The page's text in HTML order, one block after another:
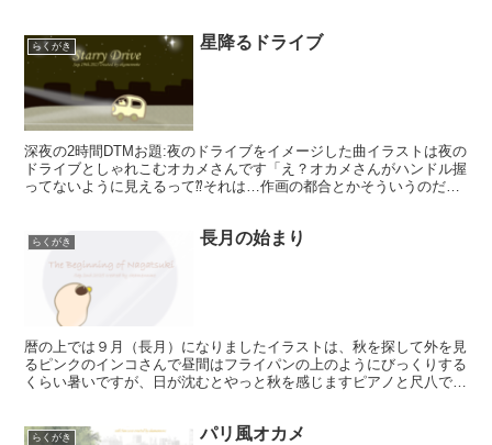
らくがき 星降るドライブ
深夜の2時間DTMお題:夜のドライブをイメージした曲イラストは夜の
ドライブとしゃれこむオカメさんです「え？オカメさんがハンドル握
ってないように見えるって⁇それは…作画の都合とかそういうのだよ
らくがき 長月の始まり
暦の上では９月（長月）になりましたイラストは、秋を探して外を見
るピンクのインコさんで昼間はフライパンの上のようにびっくりする
くらい暑いですが、日が沈むとやっと秋を感じますピアノと尺八で和
らくがき パリ風オカメ